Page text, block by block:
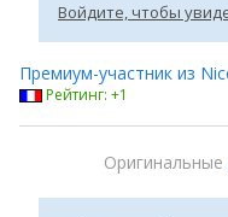
Войдите, чтобы
Премиум-участник из
Рейтинг: +1
Оригинальные